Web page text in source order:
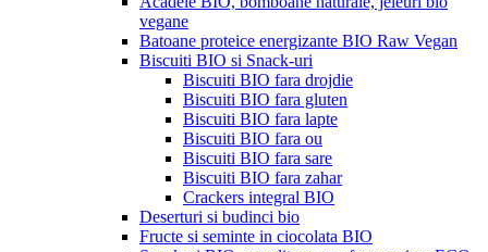
vegane
Batoane proteice energizante BIO Raw Vegan
Biscuiti BIO si Snack-uri
Biscuiti BIO fara drojdie
Biscuiti BIO fara gluten
Biscuiti BIO fara lapte
Biscuiti BIO fara ou
Biscuiti BIO fara sare
Biscuiti BIO fara zahar
Crackers integral BIO
Deserturi si budinci bio
Fructe si seminte in ciocolata BIO